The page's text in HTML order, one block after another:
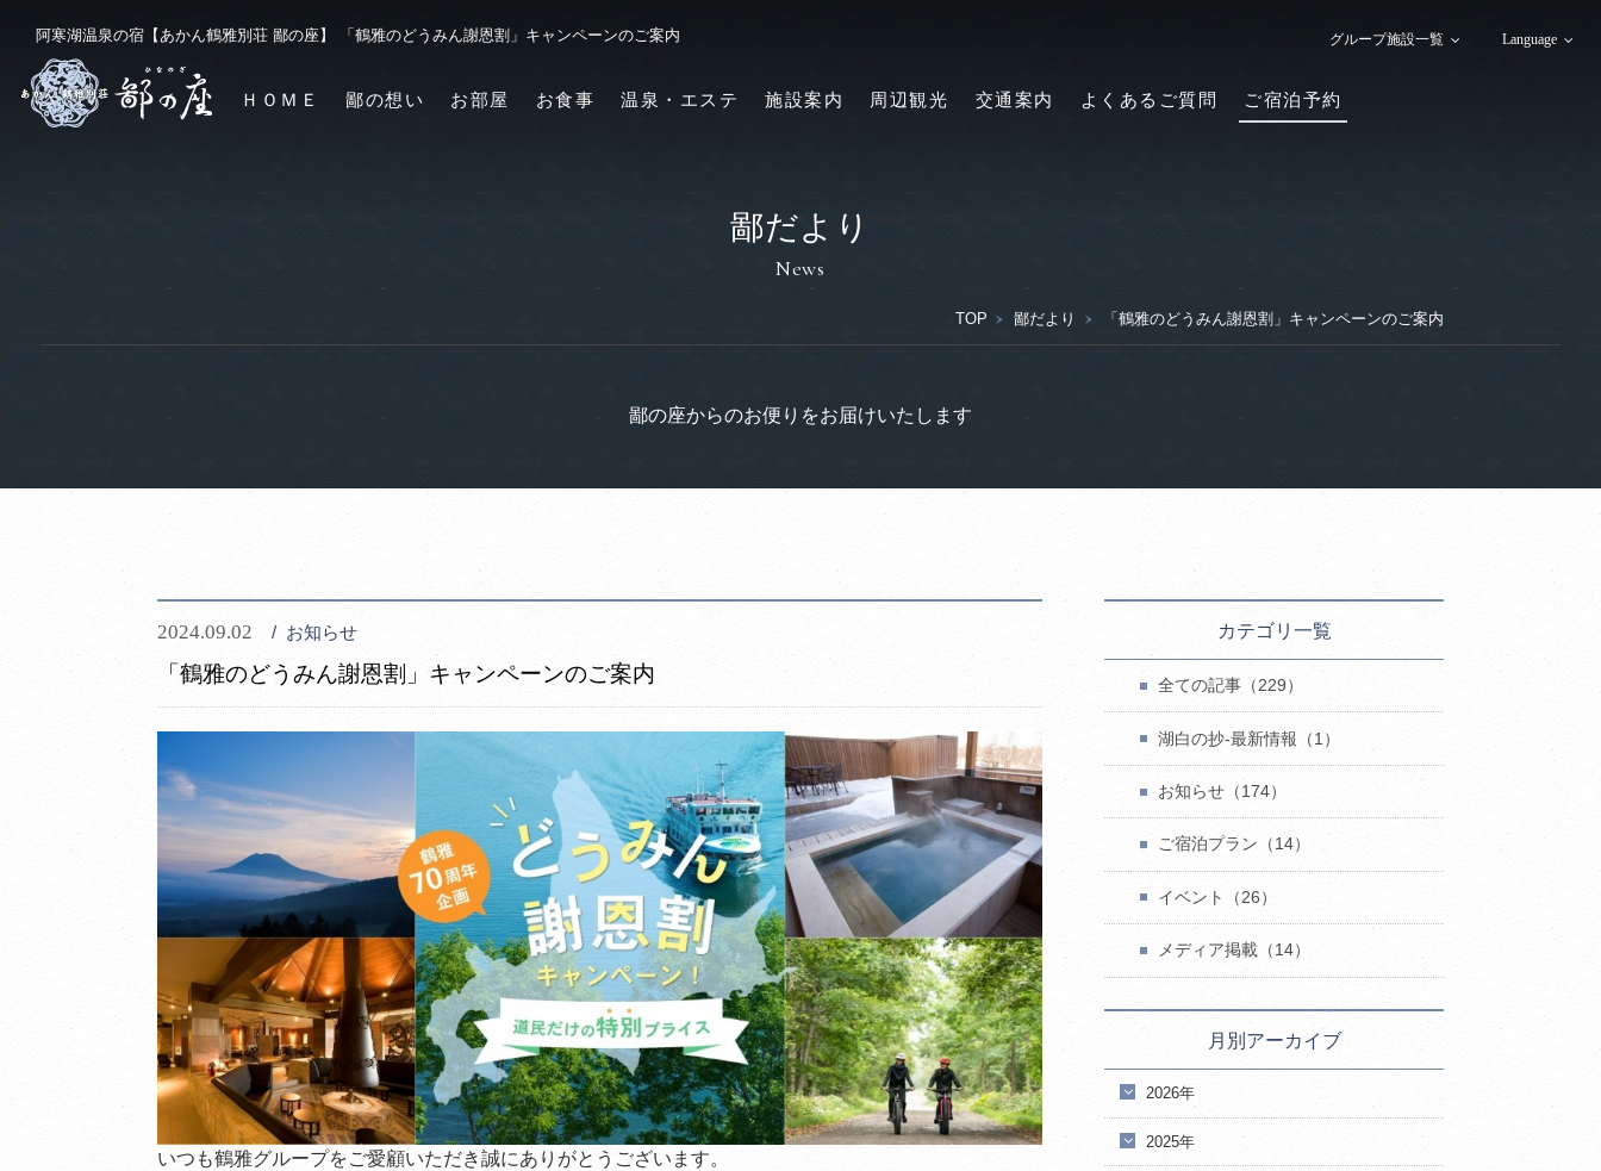
ＨＯＭＥ 鄙の想い お部屋 お食事 温泉・エステ 施設案内 周辺観光 交通案内 よくあるご質問 ご宿泊予約
阿寒湖温泉の宿【あかん鶴雅別荘 鄙の座】 「鶴雅のどうみん謝恩割」キャンペーンのご案内 グループ施設一覧 Language
鄙だより
News
TOP 鄙だより 「鶴雅のどうみん謝恩割」キャンペーンのご案内
鄙の座からのお便りをお届けいたします
2024.09.02 お知らせ
「鶴雅のどうみん謝恩割」キャンペーンのご案内
いつも鶴雅グループをご愛顧いただき誠にありがとうございます。
カテゴリ一覧
全ての記事（229）
湖白の抄‐最新情報（1）
お知らせ（174）
ご宿泊プラン（14）
イベント（26）
メディア掲載（14）
月別アーカイブ
2026年
2025年